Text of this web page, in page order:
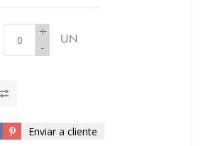
+
-
UN
Enviar a cliente